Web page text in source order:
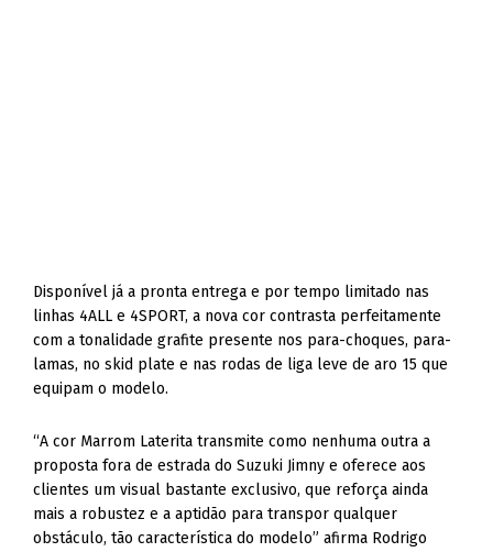
Disponível já a pronta entrega e por tempo limitado nas
linhas 4ALL e 4SPORT, a nova cor contrasta perfeitamente
com a tonalidade grafite presente nos para-choques, para-
lamas, no skid plate e nas rodas de liga leve de aro 15 que
equipam o modelo.
“A cor Marrom Laterita transmite como nenhuma outra a
proposta fora de estrada do Suzuki Jimny e oferece aos
clientes um visual bastante exclusivo, que reforça ainda
mais a robustez e a aptidão para transpor qualquer
obstáculo, tão característica do modelo” afirma Rodrigo